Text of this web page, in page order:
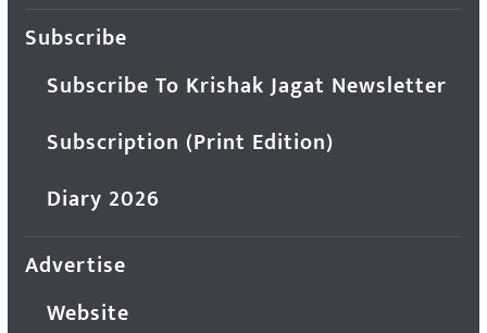
Subscribe
Subscribe To Krishak Jagat Newsletter
Subscription (Print Edition)
Diary 2026
Advertise
Website